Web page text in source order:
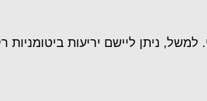
ניתן ליישם יריעות ביטומניות